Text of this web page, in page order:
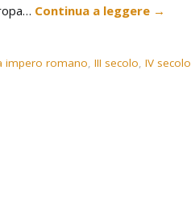
Continua a leggere →
impero romano, III secolo, IV secolo